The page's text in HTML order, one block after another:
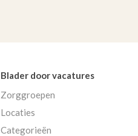
Blader door vacatures
Zorggroepen
Locaties
Categorieën